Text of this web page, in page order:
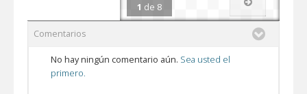
1 de 8
Comentarios
No hay ningún comentario aún. Sea usted el
primero.